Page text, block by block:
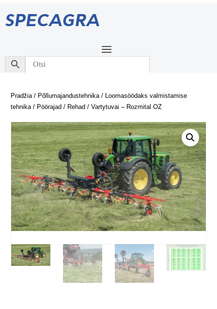
Pradžia/ Põllumajandustehnika/ Loomasöödaks valmistamise
tehnika/ Pöörajad / Rehad / Vartytuvai – Rozmital OZ